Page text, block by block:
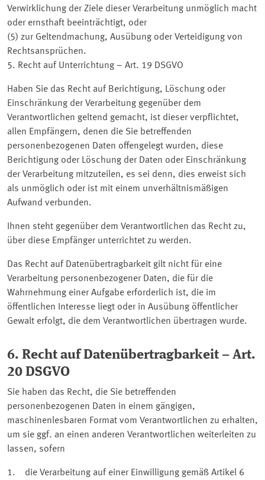
Verwirklichung der Ziele dieser Verarbeitung unmöglich macht
oder ernsthaft beeinträchtigt, oder
(5) zur Geltendmachung, Ausübung oder Verteidigung von
Rechtsansprüchen.
5. Recht auf Unterrichtung – Art. 19 DSGVO
Haben Sie das Recht auf Berichtigung, Löschung oder
Einschränkung der Verarbeitung gegenüber dem
Verantwortlichen geltend gemacht, ist dieser verpflichtet,
allen Empfängern, denen die Sie betreffenden
personenbezogenen Daten offengelegt wurden, diese
Berichtigung oder Löschung der Daten oder Einschränkung
der Verarbeitung mitzuteilen, es sei denn, dies erweist sich
als unmöglich oder ist mit einem unverhältnismäßigen
Aufwand verbunden.
Ihnen steht gegenüber dem Verantwortlichen das Recht zu,
über diese Empfänger unterrichtet zu werden.
Das Recht auf Datenübertragbarkeit gilt nicht für eine
Verarbeitung personenbezogener Daten, die für die
Wahrnehmung einer Aufgabe erforderlich ist, die im
öffentlichen Interesse liegt oder in Ausübung öffentlicher
Gewalt erfolgt, die dem Verantwortlichen übertragen wurde.
6. Recht auf Datenübertragbarkeit – Art.
20 DSGVO
Sie haben das Recht, die Sie betreffenden
personenbezogenen Daten in einem gängigen,
maschinenlesbaren Format vom Verantwortlichen zu erhalten,
um sie ggf. an einen anderen Verantwortlichen weiterleiten zu
lassen, sofern
1. die Verarbeitung auf einer Einwilligung gemäß Artikel 6